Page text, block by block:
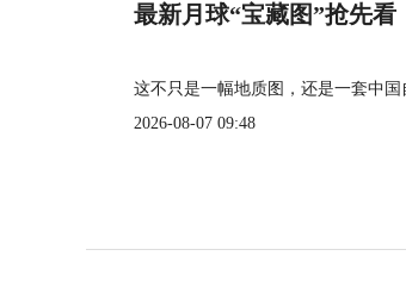
最新月球“宝藏图”抢先看
这不只是一幅地质图，还是一套中国
2026-08-07 09:48